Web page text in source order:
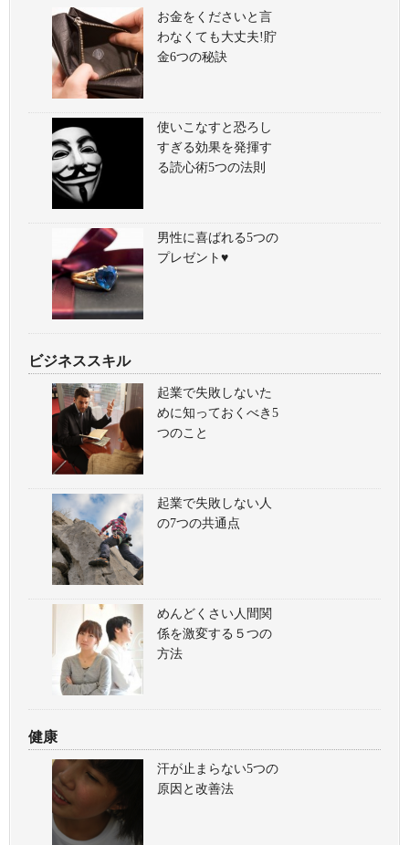
お金をくださいと言
わなくても大丈夫!貯
金6つの秘訣
使いこなすと恐ろし
すぎる効果を発揮す
る読心術5つの法則
男性に喜ばれる5つの
プレゼント♥
ビジネススキル
起業で失敗しないた
めに知っておくべき5
つのこと
起業で失敗しない人
の7つの共通点
めんどくさい人間関
係を激変する５つの
方法
健康
汗が止まらない5つの
原因と改善法